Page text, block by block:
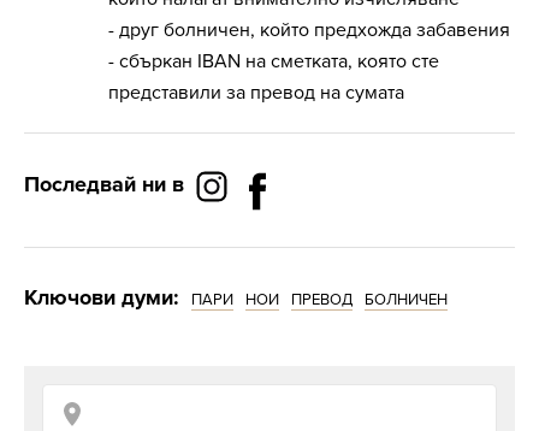
- друг болничен, който предхожда забавения
- сбъркан IBAN на сметката, която сте
представили за превод на сумата
Последвай ни в
Ключови думи: ПАРИ НОИ ПРЕВОД БОЛНИЧЕН